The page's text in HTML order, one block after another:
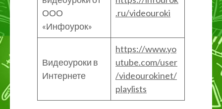
ООО
«Инфоурок»
.ru/videouroki
Видеоуроки в
Интернете
https://www.yo
utube.com/user
/videourokinet/
playlists